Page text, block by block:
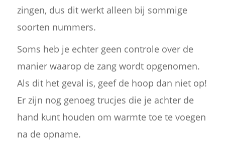
zingen, dus dit werkt alleen bij sommige
soorten nummers.
Soms heb je echter geen controle over de
manier waarop de zang wordt opgenomen.
Als dit het geval is, geef de hoop dan niet op!
Er zijn nog genoeg trucjes die je achter de
hand kunt houden om warmte toe te voegen
na de opname.